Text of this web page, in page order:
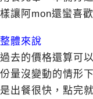
樣讓阿mon還蠻喜
整體來說
過去的價格還算可
份量沒變動的情形
是出餐很快，點完